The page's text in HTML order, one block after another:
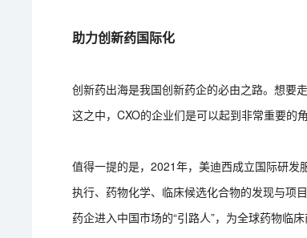
助力创新药国际化
创新药出海是我国创新药企的必由之路。想要
这之中，CXO的企业们是可以起到非常重要的
值得一提的是，2021年，美迪西成立国际研
执行、药物化学、临床候选化合物的发现与项
药企进入中国市场的“引路人”，为全球药物临床